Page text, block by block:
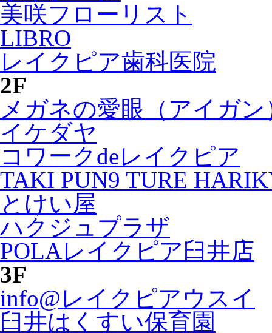
美咲フローリスト
LIBRO
レイクピア歯科医院
2F
メガネの愛眼（アイガン
イケダヤ
コワークdeレイクピア
TAKI PUN9 TURE
とけい屋
ハクジュプラザ
POLAレイクピア臼井店
3F
info@レイクピアウスイ
臼井はくすい保育園